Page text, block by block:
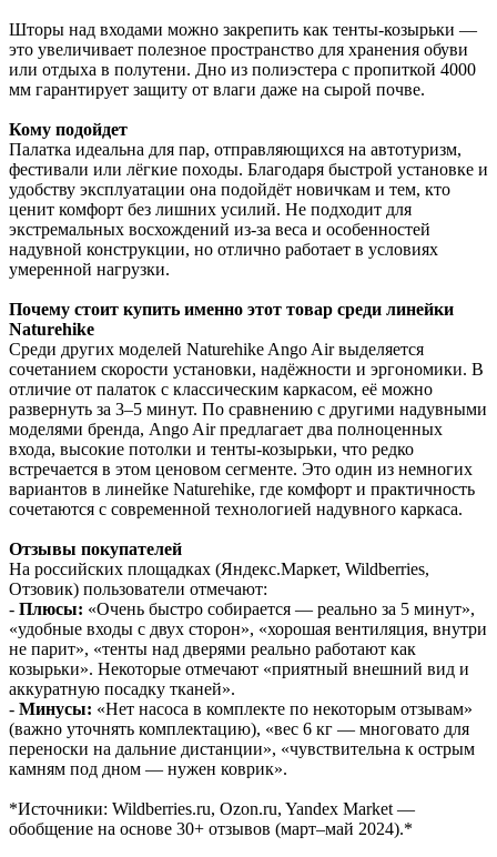
Шторы над входами можно закрепить как тенты-козырьки —
это увеличивает полезное пространство для хранения обуви
или отдыха в полутени. Дно из полиэстера с пропиткой 4000
мм гарантирует защиту от влаги даже на сырой почве.
Кому подойдет
Палатка идеальна для пар, отправляющихся на автотуризм,
фестивали или лёгкие походы. Благодаря быстрой установке и
удобству эксплуатации она подойдёт новичкам и тем, кто
ценит комфорт без лишних усилий. Не подходит для
экстремальных восхождений из-за веса и особенностей
надувной конструкции, но отлично работает в условиях
умеренной нагрузки.
Почему стоит купить именно этот товар среди линейки
Naturehike
Среди других моделей Naturehike Ango Air выделяется
сочетанием скорости установки, надёжности и эргономики. В
отличие от палаток с классическим каркасом, её можно
развернуть за 3–5 минут. По сравнению с другими надувными
моделями бренда, Ango Air предлагает два полноценных
входа, высокие потолки и тенты-козырьки, что редко
встречается в этом ценовом сегменте. Это один из немногих
вариантов в линейке Naturehike, где комфорт и практичность
сочетаются с современной технологией надувного каркаса.
Отзывы покупателей
На российских площадках (Яндекс.Маркет, Wildberries,
Отзовик) пользователи отмечают:
- Плюсы: «Очень быстро собирается — реально за 5 минут»,
«удобные входы с двух сторон», «хорошая вентиляция, внутри
не парит», «тенты над дверями реально работают как
козырьки». Некоторые отмечают «приятный внешний вид и
аккуратную посадку тканей».
- Минусы: «Нет насоса в комплекте по некоторым отзывам»
(важно уточнять комплектацию), «вес 6 кг — многовато для
переноски на дальние дистанции», «чувствительна к острым
камням под дном — нужен коврик».
*Источники: Wildberries.ru, Ozon.ru, Yandex Market —
обобщение на основе 30+ отзывов (март–май 2024).*